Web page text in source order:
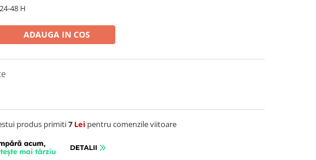
24-48 H
ADAUGA IN COS
produs primiti7 Lei pentru comenzile viitoare